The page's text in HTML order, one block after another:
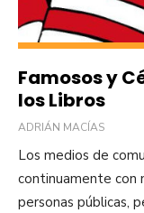
Famosos y
los Libros
ADRIÁN MACÍAS
Los medios de
continuamente con
personas públicas,